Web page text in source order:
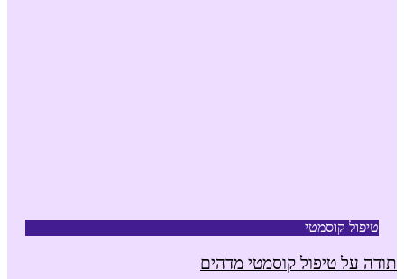
טיפול קוסמטי
תודה על טיפול קוסמטי מדהים